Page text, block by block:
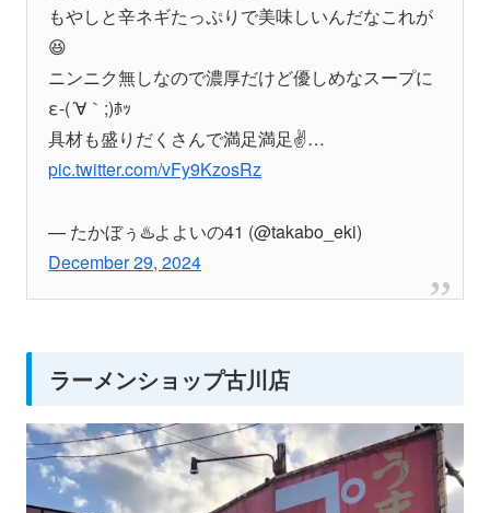
もやしと辛ネギたっぷりで美味しいんだなこれが
😆
ニンニク無しなので濃厚だけど優しめなスープに
ε-(´∀｀;)ﾎｯ
具材も盛りだくさんで満足満足✌️…
pic.twitter.com/vFy9KzosRz
— たかぼぅ♨️よよいの41 (@takabo_eki)
December 29, 2024
ラーメンショップ古川店